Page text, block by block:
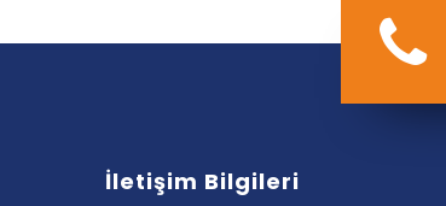
İletişim Bilgileri